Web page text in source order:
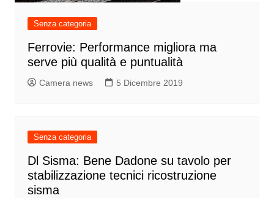
Senza categoria
Ferrovie: Performance migliora ma
serve più qualità e puntualità
Camera news 5 Dicembre 2019
Senza categoria
Dl Sisma: Bene Dadone su tavolo per
stabilizzazione tecnici ricostruzione
sisma